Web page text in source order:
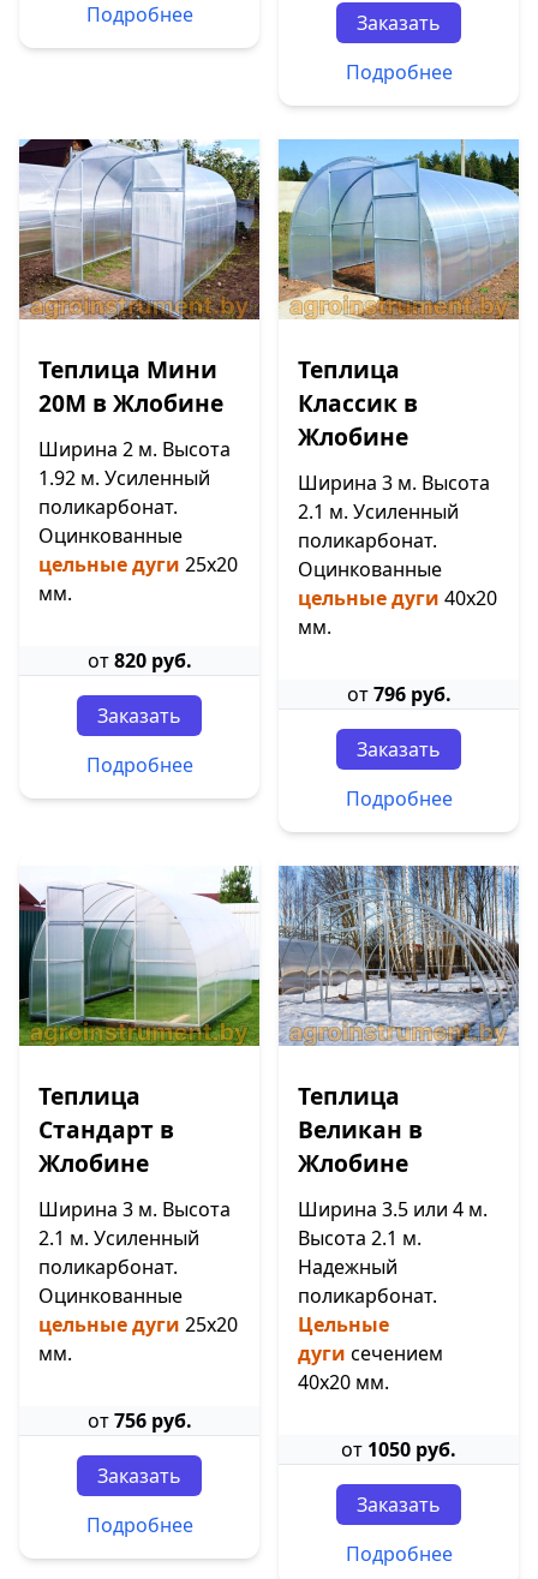
Подробнее
Заказать
Подробнее
Теплица Мини
20М в Жлобине
Ширина 2 м. Высота
1.92 м. Усиленный
поликарбонат.
Оцинкованные
цельные дуги 25х20
мм.
от820 руб.
Заказать
Подробнее
Теплица
Классик в
Жлобине
Ширина 3 м. Высота
2.1 м. Усиленный
поликарбонат.
Оцинкованные
цельные дуги 40х20
мм.
от796 руб.
Заказать
Подробнее
Теплица
Стандарт в
Жлобине
Ширина 3 м. Высота
2.1 м. Усиленный
поликарбонат.
Оцинкованные
цельные дуги 25х20
мм.
от756 руб.
Заказать
Подробнее
Теплица
Великан в
Жлобине
Ширина 3.5 или 4 м.
Высота 2.1 м.
Надежный
поликарбонат.
Цельные
дуги сечением
40х20 мм.
от 1050 руб.
Заказать
Подробнее